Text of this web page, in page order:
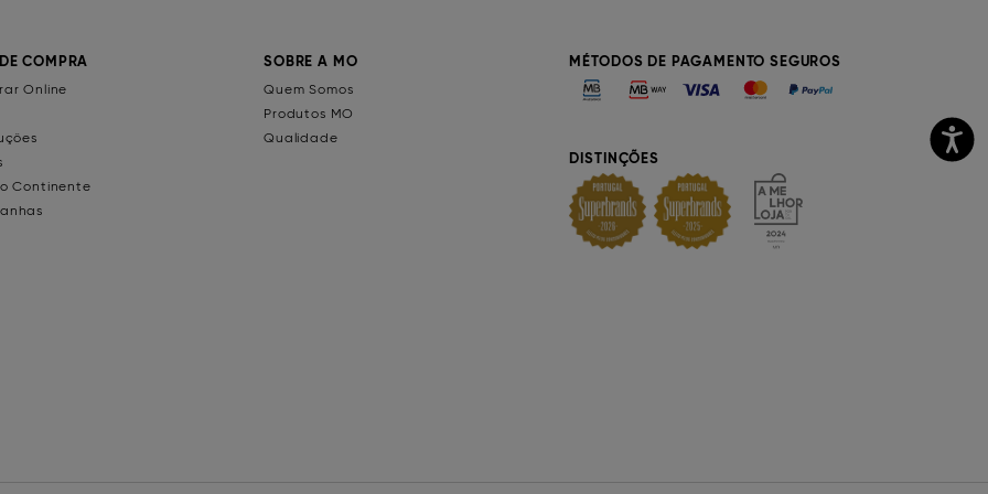
COMPRA
Online
Continente
SOBRE A MO
Quem Somos
Produtos MO
Qualidade
MÉTODOS DE PAGAMENTO SEGUROS
DISTINÇÕES